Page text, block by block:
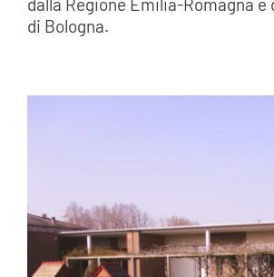
di Bologna.